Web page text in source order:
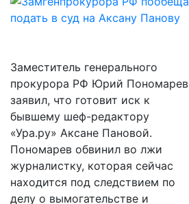
Заместитель генерального
прокурора РФ Юрий Пономарев
заявил, что готовит иск к
бывшему шеф-редактору
«Ура.ру» Аксане Пановой.
Пономарев обвинил во лжи
журналистку, которая сейчас
находится под следствием по
делу о вымогательстве и